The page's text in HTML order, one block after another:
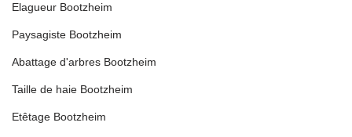
Elagueur Bootzheim
Paysagiste Bootzheim
Abattage d'arbres Bootzheim
Taille de haie Bootzheim
Etêtage Bootzheim